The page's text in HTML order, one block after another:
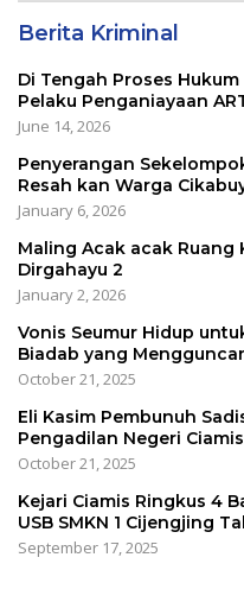
Berita Kriminal
Di Tengah Proses
Pelaku Penganiayaan
June 14, 2026
Penyerangan
Resah kan Warga
January 6, 2026
Maling Acak acak Ruang
Dirgahayu 2
January 2, 2026
Vonis Seumur Hidup
Biadab yang
October 21, 2025
Eli Kasim Pembunuh
Pengadilan Negeri Ciamis
October 21, 2025
Kejari Ciamis Ringkus 4
USB SMKN 1 Cijengjing
September 17, 2025